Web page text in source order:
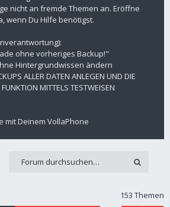
nicht an fremde Themen an. Eröffne
wenn Du Hilfe benötigst.
ohne vorheriges Backup!"
Hintergrundwissen ändern
ALLER DATEN ANLEGEN UND DIE
MITTELS TESTWEISEN
mit Deinem VollaPhone
153 Themen